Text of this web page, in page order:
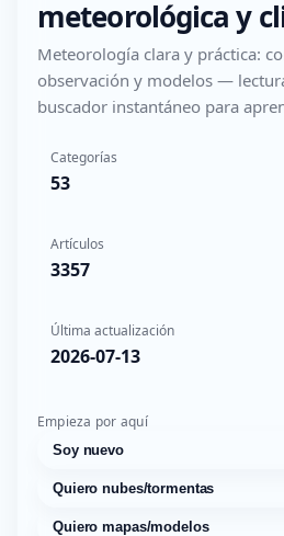
meteorológica y
Meteorología clara y práctica:
observación y modelos —
buscador instantáneo para
Categorías
53
Artículos
3357
Última actualización
2026-07-13
Empieza por aquí
Soy nuevo
Quiero nubes/tormentas
Quiero mapas/modelos